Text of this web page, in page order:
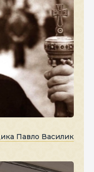
Павло Василик